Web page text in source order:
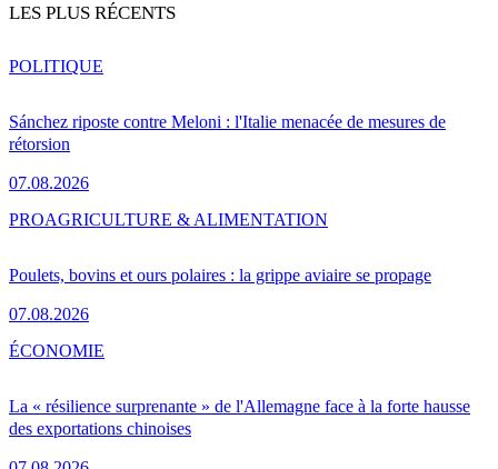
LES PLUS RÉCENTS
Sánchez riposte contre Meloni : l'Italie menacée de mesures de
rétorsion
07.08.2026
POLITIQUE
Poulets, bovins et ours polaires : la grippe aviaire se propage
07.08.2026
PROAGRICULTURE & ALIMENTATION
La « résilience surprenante » de l'Allemagne face à la forte hausse
des exportations chinoises
ÉCONOMIE